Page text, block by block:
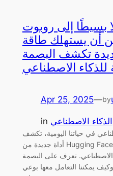
بسيطًا إلى روبوت
أن يستهلك طاقة
تكشف البصمة
للذكاء الاصطناعي
Apr 25, 2025—by
in الذكاء الاصطناعي
في حياتنا اليومية، تكشف
أداة جديدة من Hugging Face عن حجم استهلاك الطاقة الناتج
الاصطناعي. تعرف على البصمة
وكيف يمكننا التعامل معها بوعي